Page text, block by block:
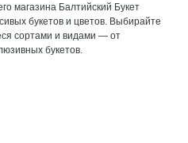
магазина Балтийский Букет
букетов и цветов. Выбирайте
сортами и видами — от
букетов.